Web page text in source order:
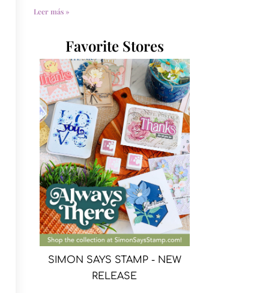
Leer más »
Favorite Stores
SIMON SAYS STAMP - NEW
RELEASE